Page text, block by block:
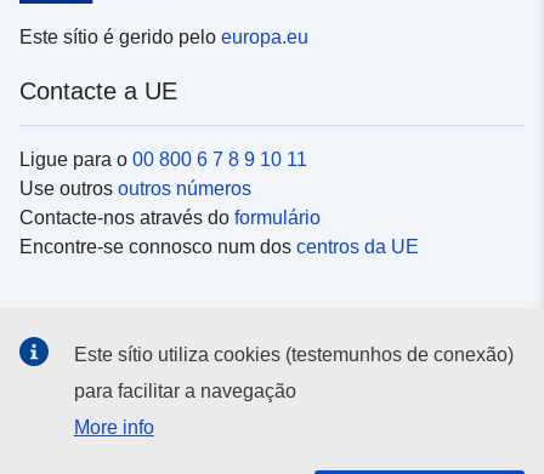
Este sítio é gerido pelo europa.eu
Contacte a UE
Ligue para o 00 800 6 7 8 9 10 11
Use outros outros números
Contacte-nos através do formulário
Encontre-se connosco num dos centros da UE
Procure as contas da UE nasredes sociais
Este sítio utiliza cookies (testemunhos de conexão)
para facilitar a navegação
More info